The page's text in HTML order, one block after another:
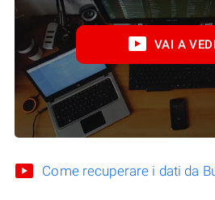
VAI A
Come recuperare i dati da